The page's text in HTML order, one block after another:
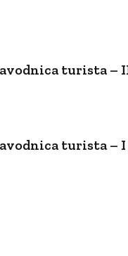
turista –
turista –